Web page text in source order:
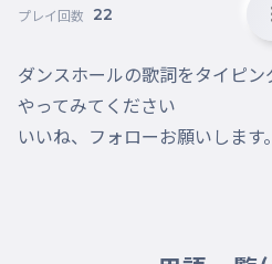
プレイ回数 22
ダンスホールの歌詞をタイピン
やってみてください
いいね、フォローお願いします。